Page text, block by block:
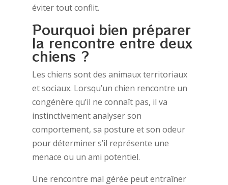
éviter tout conflit.
Pourquoi bien préparer
la rencontre entre deux
chiens ?
Les chiens sont des animaux territoriaux
et sociaux. Lorsqu’un chien rencontre un
congénère qu’il ne connaît pas, il va
instinctivement analyser son
comportement, sa posture et son odeur
pour déterminer s’il représente une
menace ou un ami potentiel.
Une rencontre mal gérée peut entraîner